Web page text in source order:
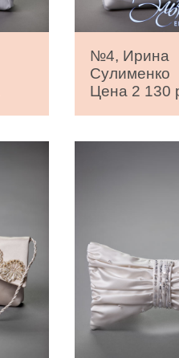
№4, Ирина
Сулименко
Цена 2 130